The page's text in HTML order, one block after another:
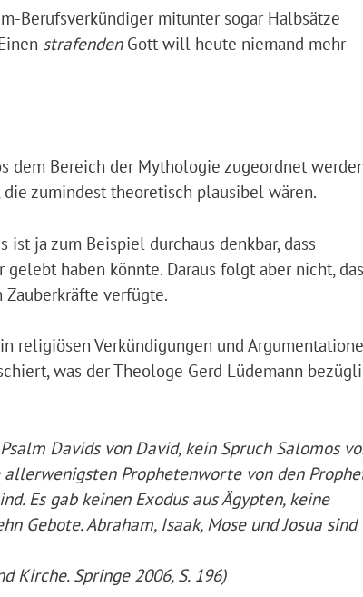
Berufsverkündiger mitunter sogar Halbsätze
strafendenGott will heute niemand mehr
dem Bereich der Mythologie zugeordnet
zumindest theoretisch plausibel wären.
ja zum Beispiel durchaus denkbar, dass
haben könnte. Daraus folgt aber nicht,
Zauberkräfte verfügte.
religiösen Verkündigungen und
was der Theologe Gerd Lüdemann
Davids von David, kein Spruch Salomos
Prophetenworte von den
Es gab keinen Exodus aus Ägypten, keine
Gebote. Abraham, Isaak, Mose und Josua sind
Kirche. Springe 2006, S. 196)